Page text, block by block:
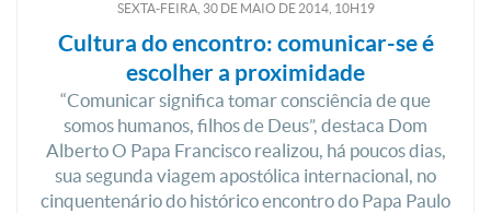
SEXTA-FEIRA, 30DEMAIO DE2014, 10H19
Cultura do encontro: comunicar-se é
escolher a proximidade
“Comunicar significa tomar consciência de que
somos humanos, filhos de Deus”, destaca Dom
Alberto O Papa Francisco realizou, há poucos dias,
sua segunda viagem apostólica internacional, no
cinquentenário do histórico encontro do Papa Paulo